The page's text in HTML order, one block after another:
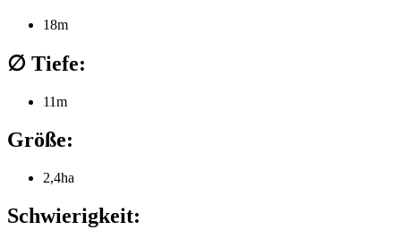
18m
∅ Tiefe:
11m
Größe:
2,4ha
Schwierigkeit: